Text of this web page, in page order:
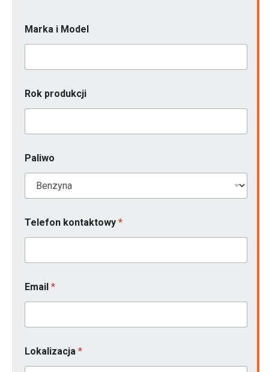
o
d
l
p
i
s
a
i
Marka i Model
Rok produkcji
Paliwo
Telefon kontaktowy *
Email *
Lokalizacja *